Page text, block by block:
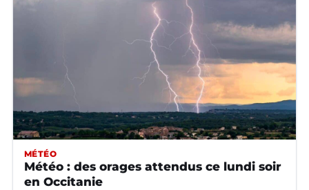
MÉTÉO
Météo : des orages attendus ce lundi soir
en Occitanie